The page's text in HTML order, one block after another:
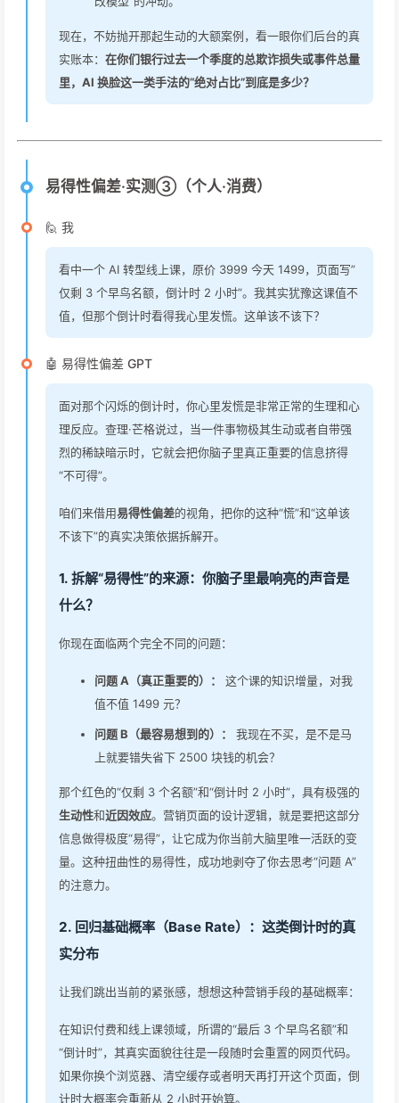
现在，不妨抛开那起生动的大额案例，看一眼你们后台的真
实账本： 在你们银行过去一个季度的总欺诈损失或事件总量
里，AI 换脸这一类手法的“绝对占比”到底是多少？
易得性偏差·实测③（个人·消费）
🙋 我
看中一个 AI 转型线上课，原价 3999 今天 1499，页面写”
仅剩 3 个早鸟名额，倒计时 2 小时”。我其实犹豫这课值不
值，但那个倒计时看得我心里发慌。这单该不该下？
🤖 易得性偏差 GPT
面对那个闪烁的倒计时，你心里发慌是非常正常的生理和心
理反应。查理·芒格说过，当一件事物极其生动或者自带强
烈的稀缺暗示时，它就会把你脑子里真正重要的信息挤得
“不可得”。
咱们来借用易得性偏差的视角，把你的这种“慌”和“这单该
不该下”的真实决策依据拆解开。
1. 拆解“易得性”的来源：你脑子里最响亮的声音是
什么？
你现在面临两个完全不同的问题：
问题 A（真正重要的）：
这个课的知识增量，对我
值不值 1499 元？
问题 B（最容易想到的）：
我现在不买，是不是马
上就要错失省下 2500 块钱的机会？
那个红色的“仅剩 3 个名额”和“倒计时 2 小时”，具有极强的
生动性和近因效应。营销页面的设计逻辑，就是要把这部分
信息做得极度“易得”，让它成为你当前大脑里唯一活跃的变
量。这种扭曲性的易得性，成功地剥夺了你去思考“问题 A”
的注意力。
2. 回归基础概率（Base Rate）：这类倒计时的真
实分布
让我们跳出当前的紧张感，想想这种营销手段的基础概率：
在知识付费和线上课领域，所谓的“最后 3 个早鸟名额”和
“倒计时”，其真实面貌往往是一段随时会重置的网页代码。
如果你换个浏览器、清空缓存或者明天再打开这个页面，倒
计时大概率会重新从 2 小时开始算。